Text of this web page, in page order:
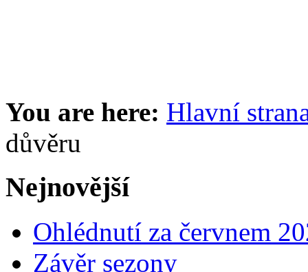
You are here: Hlavní
důvěru
Nejnovější
Ohlédnutí za červnem
Závěr sezony